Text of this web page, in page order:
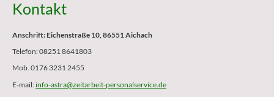
Kontakt
Anschrift: Eichenstraße 10, 86551 Aichach
Telefon: 08251 8641803
Mob. 0176 3231 2455
E-mail:info-astra@zeitarbeit-personalservice.de